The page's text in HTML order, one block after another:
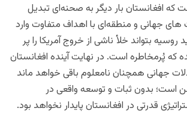
که افغانستان بار دیگر به صحنه‌ای تبدیل
جهانی و منطقه‌ای با اهداف متفاوت وارد
بتواند خلأ ناشی از خروج آمریکا را پر
که پُرمخاطره است. در نهایت آینده افغانستان
جهانی همچنان نامعلوم باقی خواهد ماند
است؛ بدون ثبات و توسعه واقعی در
قدرتی در افغانستان پایدار نخواهد بود.